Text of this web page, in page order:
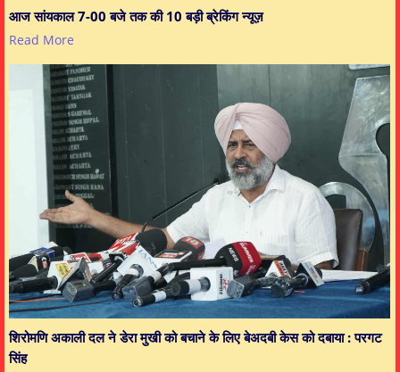
आज सांयकाल 7-00 बजे तक की 10 बड़ी ब्रेकिंग न्यूज़
Read More
शिरोमणि अकाली दल ने डेरा मुखी को बचाने के लिए बेअदबी केस को दबाया : परगट
सिंह